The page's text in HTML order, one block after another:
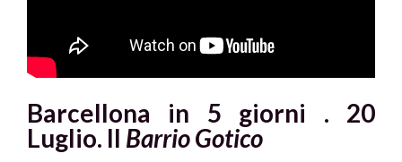
Barcellona in 5 giorni . 20
Luglio. Il Barrio Gotico